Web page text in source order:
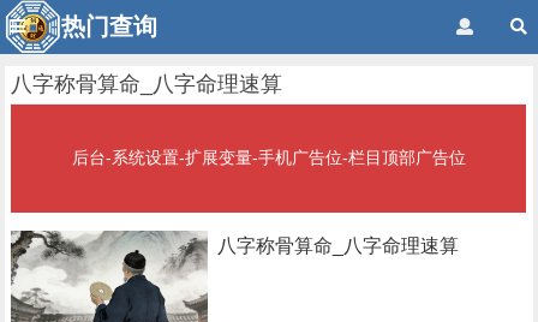
热门查询
八字称骨算命_八字命理速算
后台-系统设置-扩展变量-手机广告位-栏目顶部广告位
八字称骨算命_八字命理速算